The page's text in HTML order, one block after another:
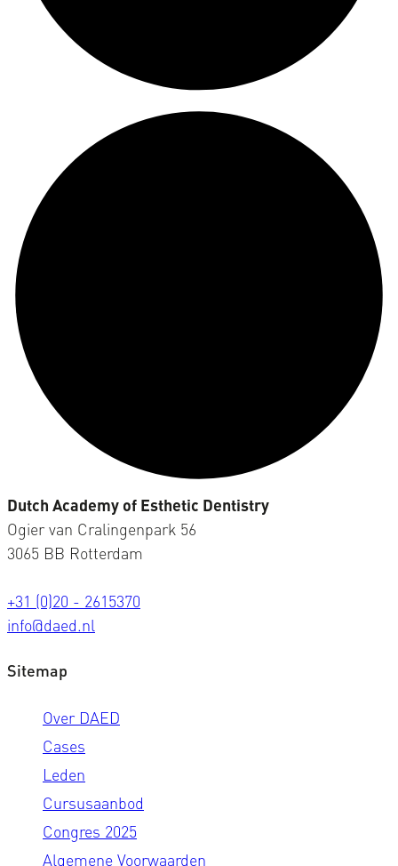
Dutch Academy of Esthetic Dentistry
Ogier van Cralingenpark 56
3065 BB Rotterdam
+31 (0)20 - 2615370
info@daed.nl
Sitemap
Over DAED
Cases
Leden
Cursusaanbod
Congres 2025
Algemene Voorwaarden